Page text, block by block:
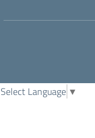
Select Language ▼